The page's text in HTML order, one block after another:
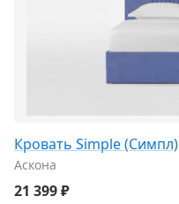
Кровать Simple (Симпл)
Аскона
21 399 ₽